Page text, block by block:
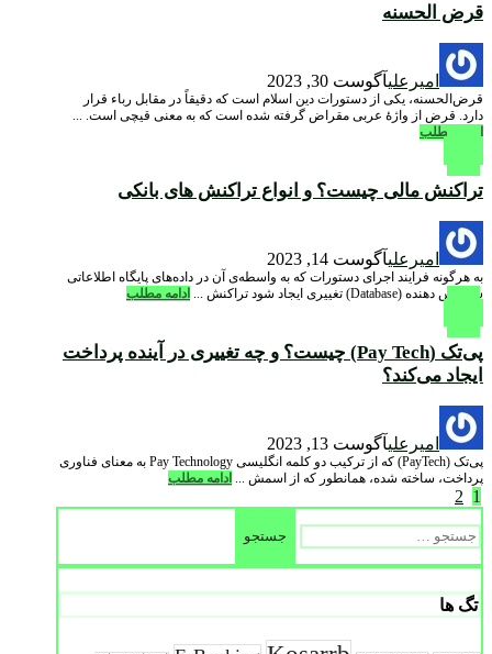
قرض الحسنه
امیرعلیآگوست 30, 2023
قرض‌الحسنه، یکی از دستورات دین اسلام است که دقیقاً در مقابل رباء قرار
دارد. قرض از واژۀ عربی مقراض گرفته شده‌ است که به معنی قیچی است. ...
ادامه مطلب
تراکنش مالی چیست؟ و انواع تراکنش های بانکی
امیرعلیآگوست 14, 2023
به هرگونه فرایند اجرای دستورات که به واسطه‌ی آن در داده‌های پایگاه اطلاعاتی
سرویس دهنده (Database) تغییری ایجاد شود تراکنش ...
ادامه مطلب
پی‌تک (Pay Tech) چیست؟ و چه تغییری در آینده پرداخت
ایجاد می‌کند؟
امیرعلیآگوست 13, 2023
پی‌تک (PayTech) که از ترکیب دو کلمه انگلیسی Pay Technology به معنای فناوری
پرداخت، ساخته شده، همانطور که از اسمش ... ادامه مطلب
صفحه‌بندی
نوشته‌ها
1
2
برای:
تگ ها